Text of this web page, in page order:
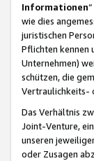
Informationen
wie dies
juristischen
Pflichten kennen
Unternehmen)
schützen, die
Vertraulichkeits-
Das Verhältnis
Joint-Venture,
unseren
oder Zusagen